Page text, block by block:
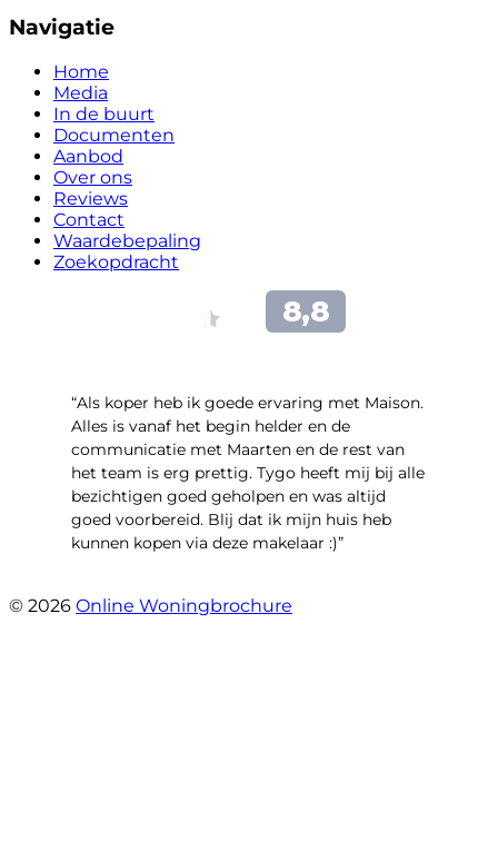
Navigatie
Home
Media
In de buurt
Documenten
Aanbod
Over ons
Reviews
Contact
Waardebepaling
Zoekopdracht
“Als koper heb ik goede ervaring met Maison.
Alles is vanaf het begin helder en de
communicatie met Maarten en de rest van
het team is erg prettig. Tygo heeft mij bij alle
bezichtigen goed geholpen en was altijd
goed voorbereid. Blij dat ik mijn huis heb
kunnen kopen via deze makelaar :)”
© 2026 Online Woningbrochure